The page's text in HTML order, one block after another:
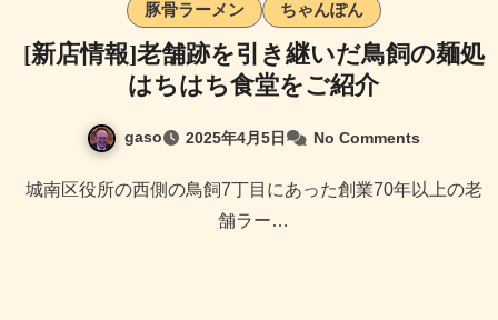
豚骨ラーメン
ちゃんぽん
[新店情報]老舗跡を引き継いだ鳥飼の麺処
はちはち食堂をご紹介
gaso 2025年4月5日 No Comments
城南区役所の西側の鳥飼7丁目にあった創業70年以上の老
舗ラー…